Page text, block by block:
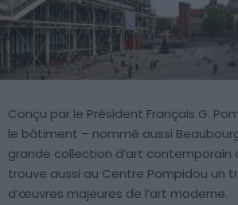
Conçu par le Président Français G.
le bâtiment – nommé aussi
grande collection d’art contemporain
trouve aussi au Centre Pompidou un
d’œuvres majeures de l’art moderne.